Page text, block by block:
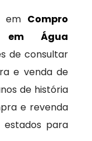
em Compro
em Água
de consultar
e venda de
de história
e revenda
para